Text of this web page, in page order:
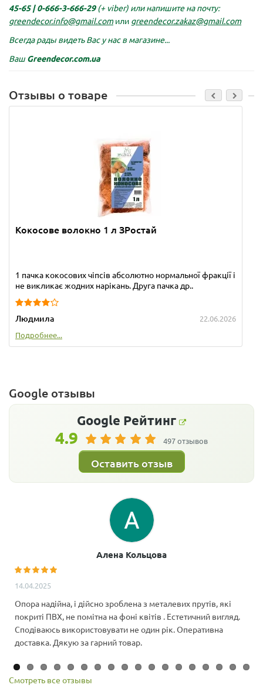
45-65 | 0-666-3-666-29(+ viber) или напишите на почту:
greendecor.info@gmail.com или greendecor.zakaz@gmail.com
Всегда рады видеть Вас у нас в магазине...
Ваш Greendecor.com.ua
Отзывы о товаре
Кокосове волокно 1 л ЗРостай
1 пачка кокосових чіпсів абсолютно нормальної фракції і
не викликає жодних нарікань. Друга пачка др..
Людмила
22.06.2026
Подробнее...
Google отзывы
Google Рейтинг
4.9 497 отзывов
Оставить отзыв
Алена Кольцова
14.04.2025
Опора надійна, і дійсно зроблена з металевих прутів, які
покриті ПВХ, не помітна на фоні квітів . Естетичний вигляд.
Сподіваюсь використовувати не один рік. Оперативна
доставка. Дякую за гарний товар.
Смотреть все отзывы